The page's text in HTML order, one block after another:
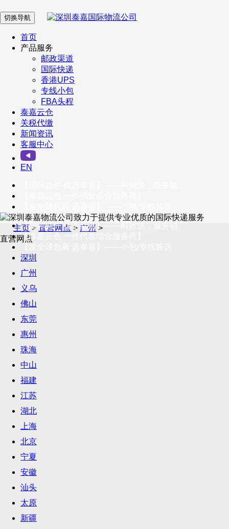
在 线 客 服
企业微信
订阅号
客户服务热线
400-098-5699
联系我们
切换导航
首页
产品服务
邮政渠道
国际快递
香港UPS
专线小包
FBA头程
泰嘉云仓
关税代缴
新闻资讯
客服中心
EN
【国际急件 优选泰嘉】——时效快，服务稳
【泰嘉云仓 一件代发综合服务商】
主页 > 直营网点 > 广州 >
直营网点
深圳
广州
义乌
佛山
东莞
惠州
珠海
中山
福建
江苏
湖北
上海
北京
宁夏
安徽
汕头
太原
新疆